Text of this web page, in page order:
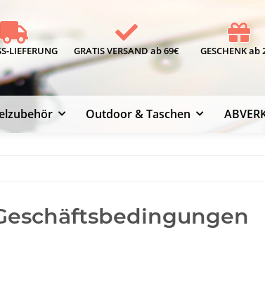
LIEFERUNG GRATIS VERSAND ab 69€ GESCHENK ab
Outdoor & Taschen